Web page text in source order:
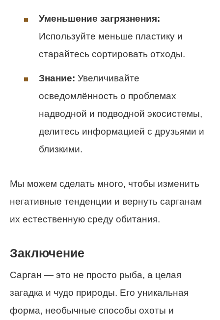
Уменьшение загрязнения:
Используйте меньше пластику и
старайтесь сортировать отходы.
Знание: Увеличивайте
осведомлённость о проблемах
надводной и подводной экосистемы,
делитесь информацией с друзьями и
близкими.
Мы можем сделать много, чтобы изменить
негативные тенденции и вернуть сарганам
их естественную среду обитания.
Заключение
Сарган — это не просто рыба, а целая
загадка и чудо природы. Его уникальная
форма, необычные способы охоты и